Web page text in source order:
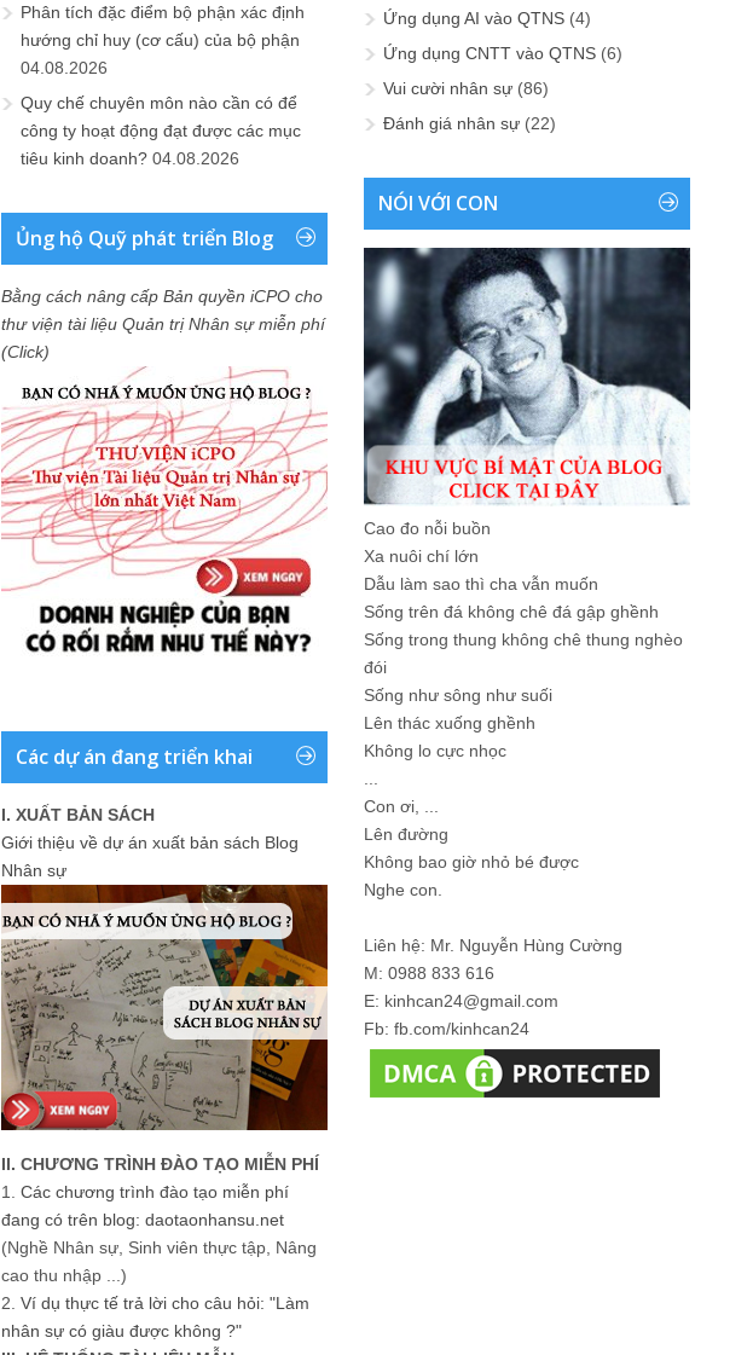
Phân tích đặc điểm bộ phận xác định
hướng chỉ huy (cơ cấu) của bộ phận
04.08.2026
Quy chế chuyên môn nào cần có để
công ty hoạt động đạt được các mục
tiêu kinh doanh? 04.08.2026
Ủng hộ Quỹ phát triển Blog
Bằng cách nâng cấp Bản quyền iCPO cho
thư viện tài liệu Quản trị Nhân sự miễn phí
(Click)
Các dự án đang triển khai
I. XUẤT BẢN SÁCH
Giới thiệu về dự án xuất bản sách Blog
Nhân sự
II. CHƯƠNG TRÌNH ĐÀO TẠO MIỄN PHÍ
1. Các chương trình đào tạo miễn phí
đang có trên blog: daotaonhansu.net
(Nghề Nhân sự, Sinh viên thực tập, Nâng
cao thu nhập ...)
2. Ví dụ thực tế trả lời cho câu hỏi: "Làm
nhân sự có giàu được không ?"
Ứng dụng AI vào QTNS (4)
Ứng dụng CNTT vào QTNS (6)
Vui cười nhân sự (86)
Đánh giá nhân sự (22)
NÓI VỚI CON
Cao đo nỗi buồn
Xa nuôi chí lớn
Dẫu làm sao thì cha vẫn muốn
Sống trên đá không chê đá gập ghềnh
Sống trong thung không chê thung nghèo
đói
Sống như sông như suối
Lên thác xuống ghềnh
Không lo cực nhọc
Con ơi, ...
Lên đường
Không bao giờ nhỏ bé được
Nghe con.
Liên hệ: Mr. Nguyễn Hùng Cường
M: 0988 833 616
E: kinhcan24@gmail.com
Fb: fb.com/kinhcan24